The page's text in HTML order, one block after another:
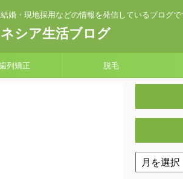
婚・現地採用などの情報を発信しているブログで
シア生活ブログ
列矯正 脱毛